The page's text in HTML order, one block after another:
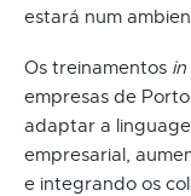
estará num
Os treinamentos
empresas de
adaptar a
empresarial,
e integrando os